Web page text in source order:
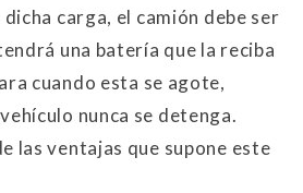
carga, el camión debe ser
una batería que la reciba
cuando esta se agote,
nunca se detenga.
las ventajas que supone este